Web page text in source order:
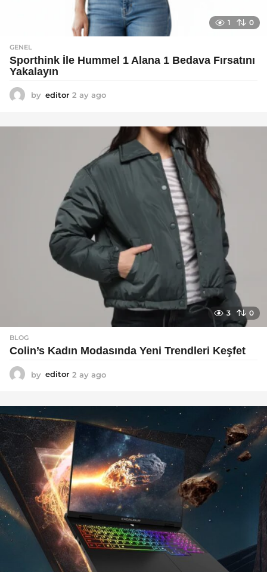
1 0
GENEL
Sporthink İle Hummel 1 Alana 1 Bedava Fırsatını
Yakalayın
by editor 2 ay ago
a
g
o
3 0
BLOG
Colin’s Kadın Modasında Yeni Trendleri Keşfet
by editor 2 ay ago
a
o